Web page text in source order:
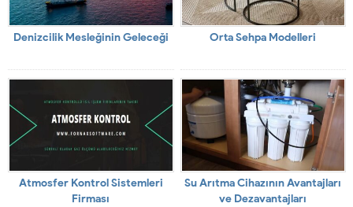
Denizcilik Mesleğinin Geleceği Orta Sehpa Modelleri
Atmosfer Kontrol Sistemleri
Firması
Su Arıtma Cihazının Avantajları
ve Dezavantajları